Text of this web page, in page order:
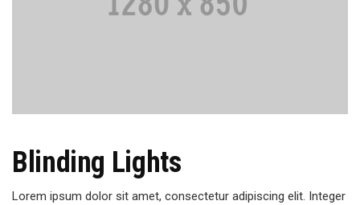
Blinding Lights
Lorem ipsum dolor sit amet, consectetur adipiscing elit. Integer